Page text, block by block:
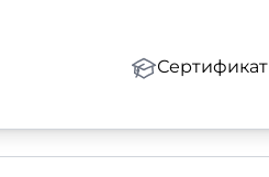
Сертификат